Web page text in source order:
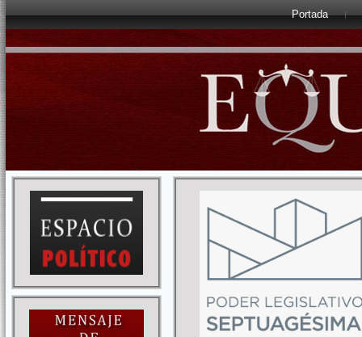
Portada